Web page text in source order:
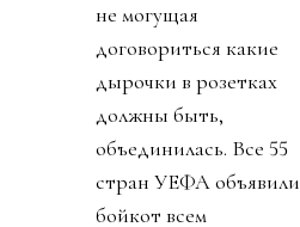
не могущая
договориться какие
дырочки в розетках
должны быть,
объединилась. Все 55
стран УЕФА объявили
бойкот всем